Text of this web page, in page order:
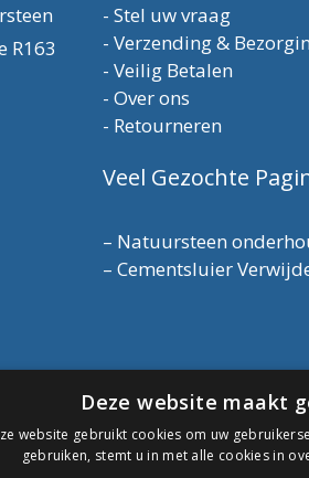
R163
- Stel uw vraag
- Verzending &
- Veilig Betalen
- Over ons
- Retourneren
Veel Gezochte
– Natuursteen
– Cementsluier
Deze website maakt
website gebruikt cookies om uw
gebruiken, stemt u in met alle cookies in